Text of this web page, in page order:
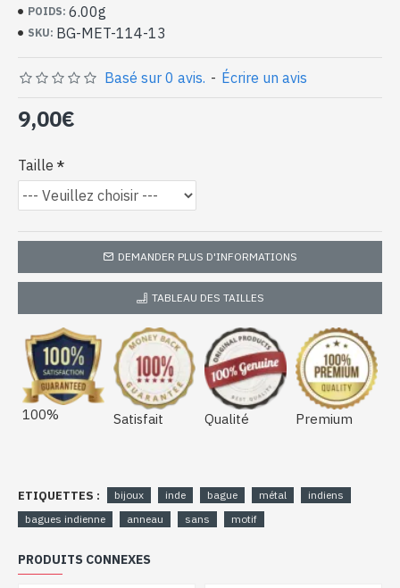
POIDS: 6.00g
SKU: BG-MET-114-13
Basé sur 0 avis. - Écrire un avis
9,00€
Taille
DEMANDER PLUS D'INFORMATIONS
TABLEAU DES TAILLES
100% Satisfait Qualité Premium
ETIQUETTES : bijoux inde bague métal
indiens
bagues indienne
anneau sans motif
PRODUITS CONNEXES